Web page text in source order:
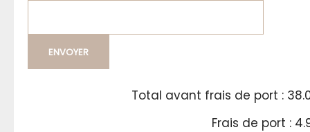
ENVOYER
Total avant frais de port :
Frais de port :